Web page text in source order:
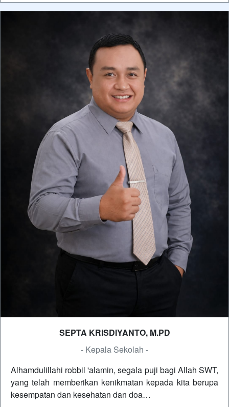
SEPTA KRISDIYANTO, M.PD
- Kepala Sekolah -
Alhamdulillahi robbil 'alamin, segala puji bagi Allah SWT,
yang telah memberikan kenikmatan kepada kita berupa
kesempatan dan kesehatan dan doa…